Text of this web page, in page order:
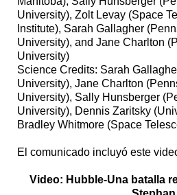
University), Zolt Levay (Space
Institute), Sarah Gallagher
University), and Jane Charlton
University)
Science Credits: Sarah
University), Jane Charlton
University), Sally Hunsberger
University), Dennis Zaritsky
Bradley Whitmore (Space
El comunicado incluyó este
Video: Hubble-Una batalla